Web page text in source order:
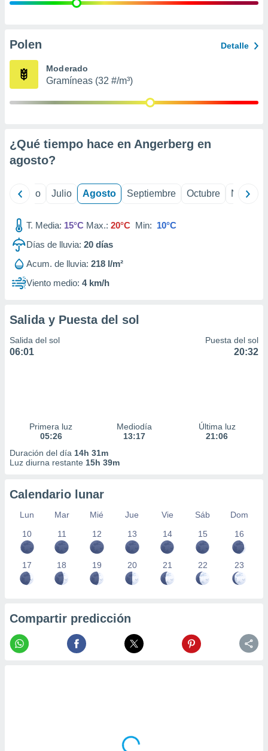
e
publicidad
Polen Detalle
Moderado
Gramíneas (32 #/m³)
¿Qué tiempo hace en Angerberg en
agosto?
Junio Julio Agosto Septiembre Octubre
T. Media: 15°C Max.: 20°C Min: 10°C
Días de lluvia: 20 días
Acum. de lluvia: 218 l/m²
Viento medio: 4 km/h
Salida y Puesta del sol
Salida del sol
06:01
Puesta del sol
20:32
Primera luz
05:26
Mediodía
13:17
Última luz
21:06
Duración del día 14h 31m
Luz diurna restante 15h 39m
Calendario lunar
Lun Mar Mié Jue Vie Sáb
Dom
10
11 12 13 14 15 16
17 18 19 20 21 22 23
Compartir predicción